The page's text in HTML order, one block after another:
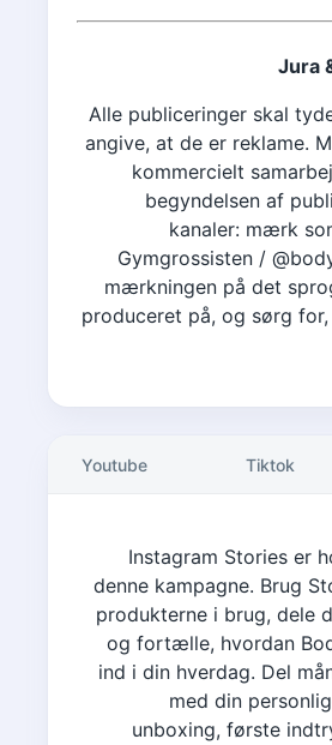
Alle publiceringer skal
angive, at de er reklame.
kommercielt
begyndelsen af
kanaler: mærk
Gymgrossisten /
mærkningen på det
produceret på, og sørg
Tiktok
Youtube
📸 Instagram Stories er
denne kampagne. Brug
produkterne i brug, dele
og fortælle, hvordan
ind i din hverdag. Del
med din
unboxing, første